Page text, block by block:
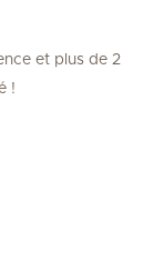
et plus de 2
!